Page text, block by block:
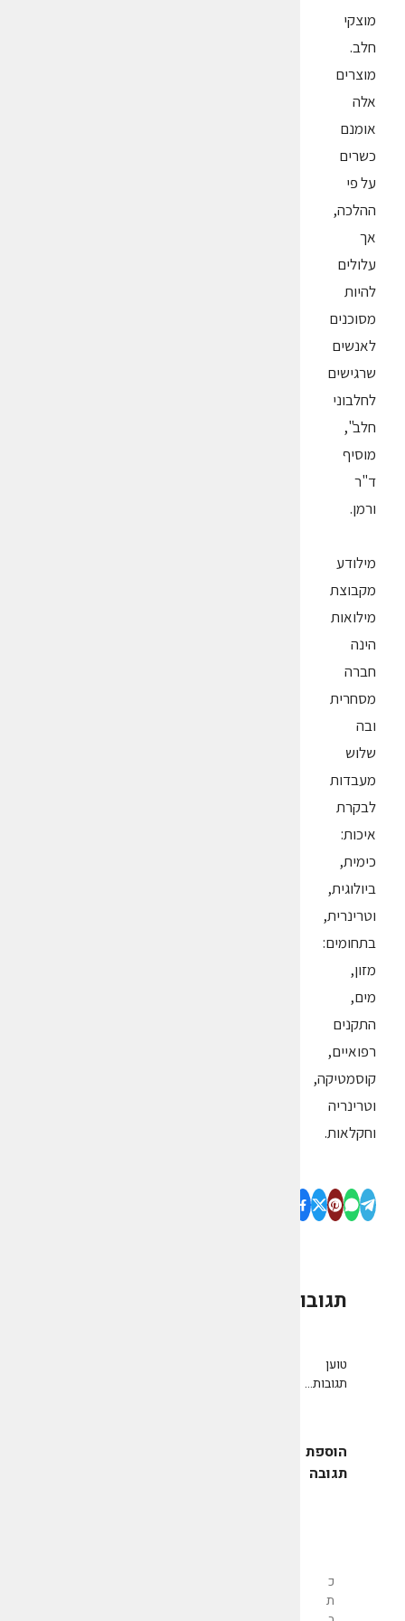
מוצקי
חלב.
מוצרים
אלה
אומנם
כשרים
על פי
ההלכה,
אך
עלולים
להיות
מסוכנים
לאנשים
שרגישים
לחלבוני
חלב",
מוסיף
ד"ר
ורמן.
מילודע
מקבוצת
מילואות
הינה
חברה
מסחרית
ובה
שלוש
מעבדות
לבקרת
איכות:
כימית,
ביולוגית,
וטרינרית,
בתחומים:
מזון,
מים,
התקנים
רפואיים,
קוסמטיקה,
וטרינריה
וחקלאות.
תגובות
טוען
תגובות...
הוספת
תגובה